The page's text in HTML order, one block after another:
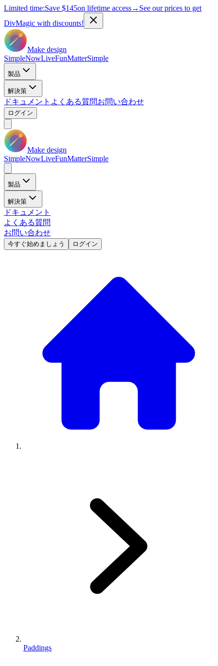
Limited time:Save $145on lifetime access→ See our prices to get
DivMagic with discounts!
Make design
SimpleNowLiveFunMatterSimple
製品
解決策
ドキュメント よくある質問お問い合わせ
ログイン
Make design
SimpleNowLiveFunMatterSimple
製品
解決策
ドキュメント
よくある質問
お問い合わせ
今すぐ始めましょう ログイン
Paddings